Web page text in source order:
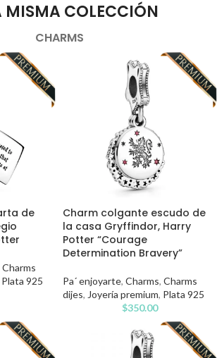
MISMA COLECCIÓN
CHARMS
de
Charms
Plata 925
Charm colgante escudo de
la casa Gryffindor, Harry
Potter “Courage
Determination Bravery”
Pa´ enjoyarte, Charms, Charms
dijes, Joyería premium, Plata 925
$350.00